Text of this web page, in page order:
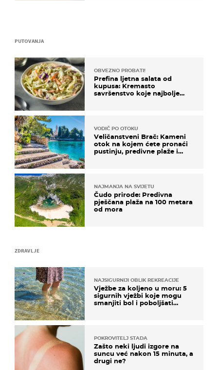
ZDRAVLJE
NAJSIGURNIJI OBLIK REKREACIJE
Vježbe za koljeno u moru: 5
sigurnih vježbi koje mogu
smanjiti bol i poboljšati
POKROVITELJ STADA
Zašto neki ljudi izgore na
suncu već nakon 15 minuta, a
drugi ne?
PUTOVANJA
OBVEZNO PROBATI!
Prefina ljetna salata od
kupusa: Kremasto
savršenstvo koje najbolje
VODIČ PO OTOKU
Veličanstveni Brač: Kameni
otok na kojem ćete pronaći
pustinju, predivne plaže i
NAJMANJA NA SVIJETU
Čudo prirode: Predivna
pješčana plaža na 100 metara
od mora